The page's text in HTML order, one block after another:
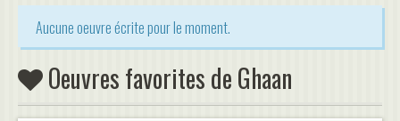
Aucune oeuvre écrite pour le moment.
Oeuvres favorites de Ghaan